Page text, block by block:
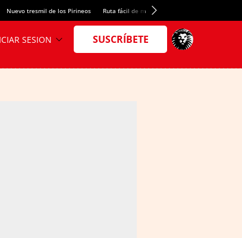
Nuevo tresmil de los Pirineos Ruta fácil de montaña